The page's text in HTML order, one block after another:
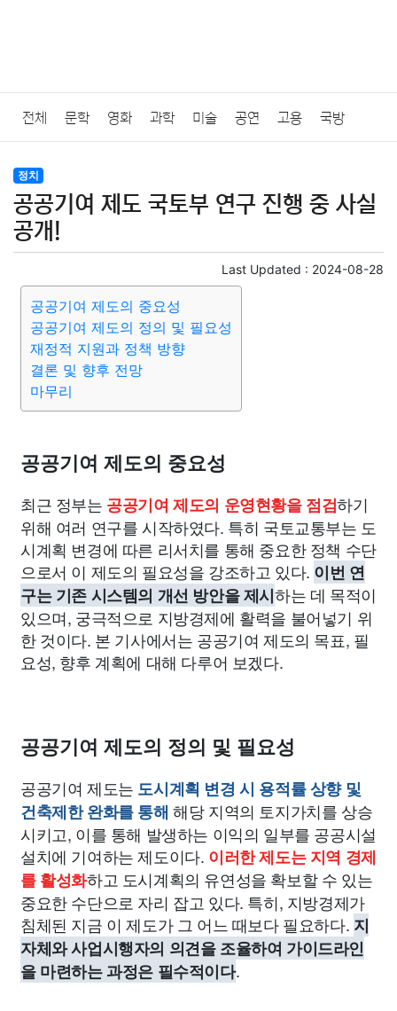
전체 문학 영화 과학 미술 공연 고용 국방
법률
질병 가요 방송 일상 주식 암호화폐 블록체인
미용 증권 인테리어
요리 상품리뷰 원예 금융
대출 자동차 취미 여행
종교 사회 정치 건강 의료 의학
부동산 외국어 교육 교통 생활
정치
공공기여 제도 국토부 연구 진행 중 사실
공개!
Last Updated : 2024-08-28
공공기여 제도의 중요성
공공기여 제도의 정의 및 필요성
재정적 지원과 정책 방향
결론 및 향후 전망
마무리
공공기여 제도의 중요성
최근 정부는 공공기여 제도의 운영현황을 점검하기
위해 여러 연구를 시작하였다. 특히 국토교통부는 도
시계획 변경에 따른 리서치를 통해 중요한 정책 수단
으로서 이 제도의 필요성을 강조하고 있다. 이번 연
구는 기존 시스템의 개선 방안을 제시하는 데 목적이
있으며, 궁극적으로 지방경제에 활력을 불어넣기 위
한 것이다. 본 기사에서는 공공기여 제도의 목표, 필
요성, 향후 계획에 대해 다루어 보겠다.
공공기여 제도의 정의 및 필요성
공공기여 제도는 도시계획 변경 시 용적률 상향 및
건축제한 완화를 통해 해당 지역의 토지가치를 상승
시키고, 이를 통해 발생하는 이익의 일부를 공공시설
설치에 기여하는 제도이다. 이러한 제도는 지역 경제
를 활성화하고 도시계획의 유연성을 확보할 수 있는
중요한 수단으로 자리 잡고 있다. 특히, 지방경제가
침체된 지금 이 제도가 그 어느 때보다 필요하다. 지
자체와 사업시행자의 의견을 조율하여 가이드라인
을 마련하는 과정은 필수적이다.